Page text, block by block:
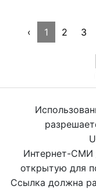
‹ 1 2 3
Интернет-СМИ
открытую для
Ссылка должна